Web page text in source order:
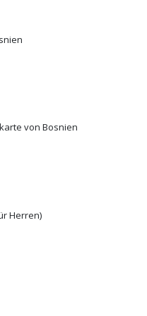
von Bosnien
Herren)